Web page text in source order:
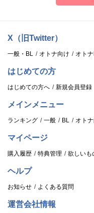
X（旧Twitter）
一般・BL オトナ向け オトナ
はじめての方
はじめての方へ 新規会員登録
メインメニュー
ランキング 一般 BL オト
マイページ
購入履歴 特典管理 欲しいも
ヘルプ
お知らせ よくある質問
運営会社情報